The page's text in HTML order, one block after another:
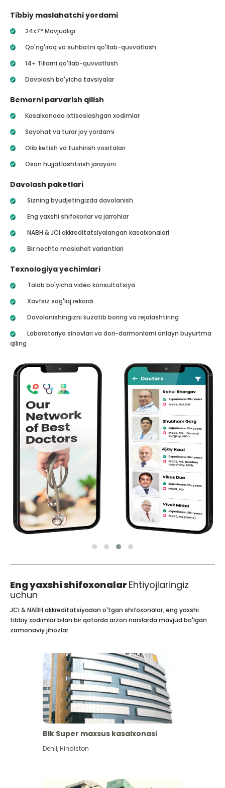
Tibbiy maslahatchi yordami
24x7* Mavjudligi
Qo'ng'iroq va suhbatni qo'llab-quvvatlash
14+ Tillarni qo'llab-quvvatlash
Davolash bo'yicha tavsiyalar
Bemorni parvarish qilish
Kasalxonada ixtisoslashgan xodimlar
Sayohat va turar joy yordami
Olib ketish va tushirish vositalari
Oson hujjatlashtirish jarayoni
Davolash paketlari
Sizning byudjetingizda davolanish
Eng yaxshi shifokorlar va jarrohlar
NABH & JCI akkreditatsiyalangan kasalxonalari
Bir nechta maslahat variantlari
Texnologiya yechimlari
Talab bo'yicha video konsultatsiya
Xavfsiz sog'liq rekordi
Davolanishingizni kuzatib boring va rejalashtiring
Laboratoriya sinovlari va dori-darmonlarni onlayn buyurtma
qiling
Eng yaxshi shifoxonalar Ehtiyojlaringiz
uchun
JCI & NABH akkreditatsiyadan o'tgan shifoxonalar, eng yaxshi
tibbiy xodimlar bilan bir qatorda arzon narxlarda mavjud bo'lgan
zamonaviy jihozlar.
Blk Super maxsus kasalxonasi
Dehli,Hindiston